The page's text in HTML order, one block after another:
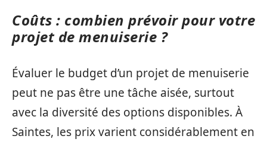
Coûts : combien prévoir pour votre
projet de menuiserie ?
Évaluer le budget d’un projet de menuiserie
peut ne pas être une tâche aisée, surtout
avec la diversité des options disponibles. À
Saintes, les prix varient considérablement en